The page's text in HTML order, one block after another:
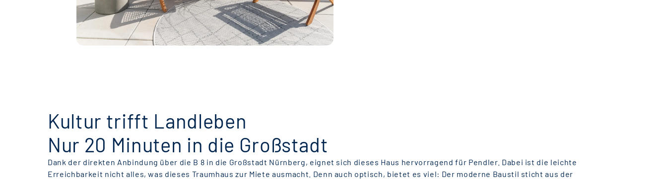
Kultur trifft Landleben
Nur 20 Minuten in die Großstadt
Dank der direkten Anbindung über die B 8 in die Großstadt Nürnberg, eignet sich dieses Haus hervorragend für Pendler. Dabei ist die leichte
Erreichbarkeit nicht alles, was dieses Traumhaus zur Miete ausmacht. Denn auch optisch, bietet es viel: Der moderne Baustil sticht aus der